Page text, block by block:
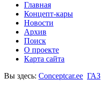
Главная
Концепт-кары
Новости
Архив
Поиск
О проекте
Карта сайта
Вы здесь: Conceptcar.ee ГАЗ